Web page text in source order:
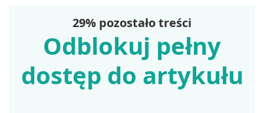
29% pozostało treści
Odblokuj pełny
dostęp do artykułu